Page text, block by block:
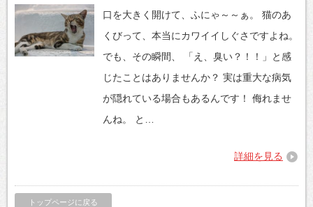
口を大きく開けて、ふにゃ～～ぁ。 猫のあ
くびって、本当にカワイイしぐさですよね。
でも、その瞬間、 「え、臭い？！！」と感
じたことはありませんか？ 実は重大な病気
が隠れている場合もあるんです！ 侮れませ
んね。 と…
詳細を見る
トップページに戻る